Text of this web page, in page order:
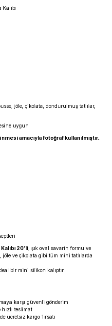
jöle, çikolata, dondurulmuş tatlılar,
uygun
amacıyla fotoğraf kullanılmıştır.
20’li , şık oval savarin formu ve
jöle ve çikolata gibi tüm mini tatlılarda
bir mini silikon kalıptır.
karşı güvenli gönderim
teslimat
ücretsiz kargo fırsatı